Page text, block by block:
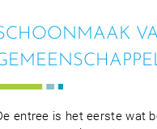
entree is het eerste wat